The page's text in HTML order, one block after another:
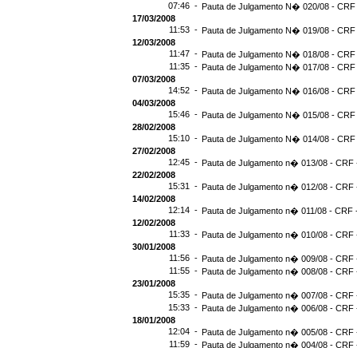
07:46 - Pauta de Julgamento N� 020/08 - CRF
17/03/2008
11:53 - Pauta de Julgamento N� 019/08 - CRF
12/03/2008
11:47 - Pauta de Julgamento N� 018/08 - CRF
11:35 - Pauta de Julgamento N� 017/08 - CRF
07/03/2008
14:52 - Pauta de Julgamento N� 016/08 - CRF
04/03/2008
15:46 - Pauta de Julgamento N� 015/08 - CRF
28/02/2008
15:10 - Pauta de Julgamento N� 014/08 - CRF
27/02/2008
12:45 - Pauta de Julgamento n� 013/08 - CRF
22/02/2008
15:31 - Pauta de Julgamento n� 012/08 - CRF
14/02/2008
12:14 - Pauta de Julgamento n� 011/08 - CRF
12/02/2008
11:33 - Pauta de Julgamento n� 010/08 - CRF
30/01/2008
11:56 - Pauta de Julgamento n� 009/08 - CRF
11:55 - Pauta de Julgamento n� 008/08 - CRF
23/01/2008
15:35 - Pauta de Julgamento n� 007/08 - CRF
15:33 - Pauta de Julgamento n� 006/08 - CRF
18/01/2008
12:04 - Pauta de Julgamento n� 005/08 - CRF
11:59 - Pauta de Julgamento n� 004/08 - CRF